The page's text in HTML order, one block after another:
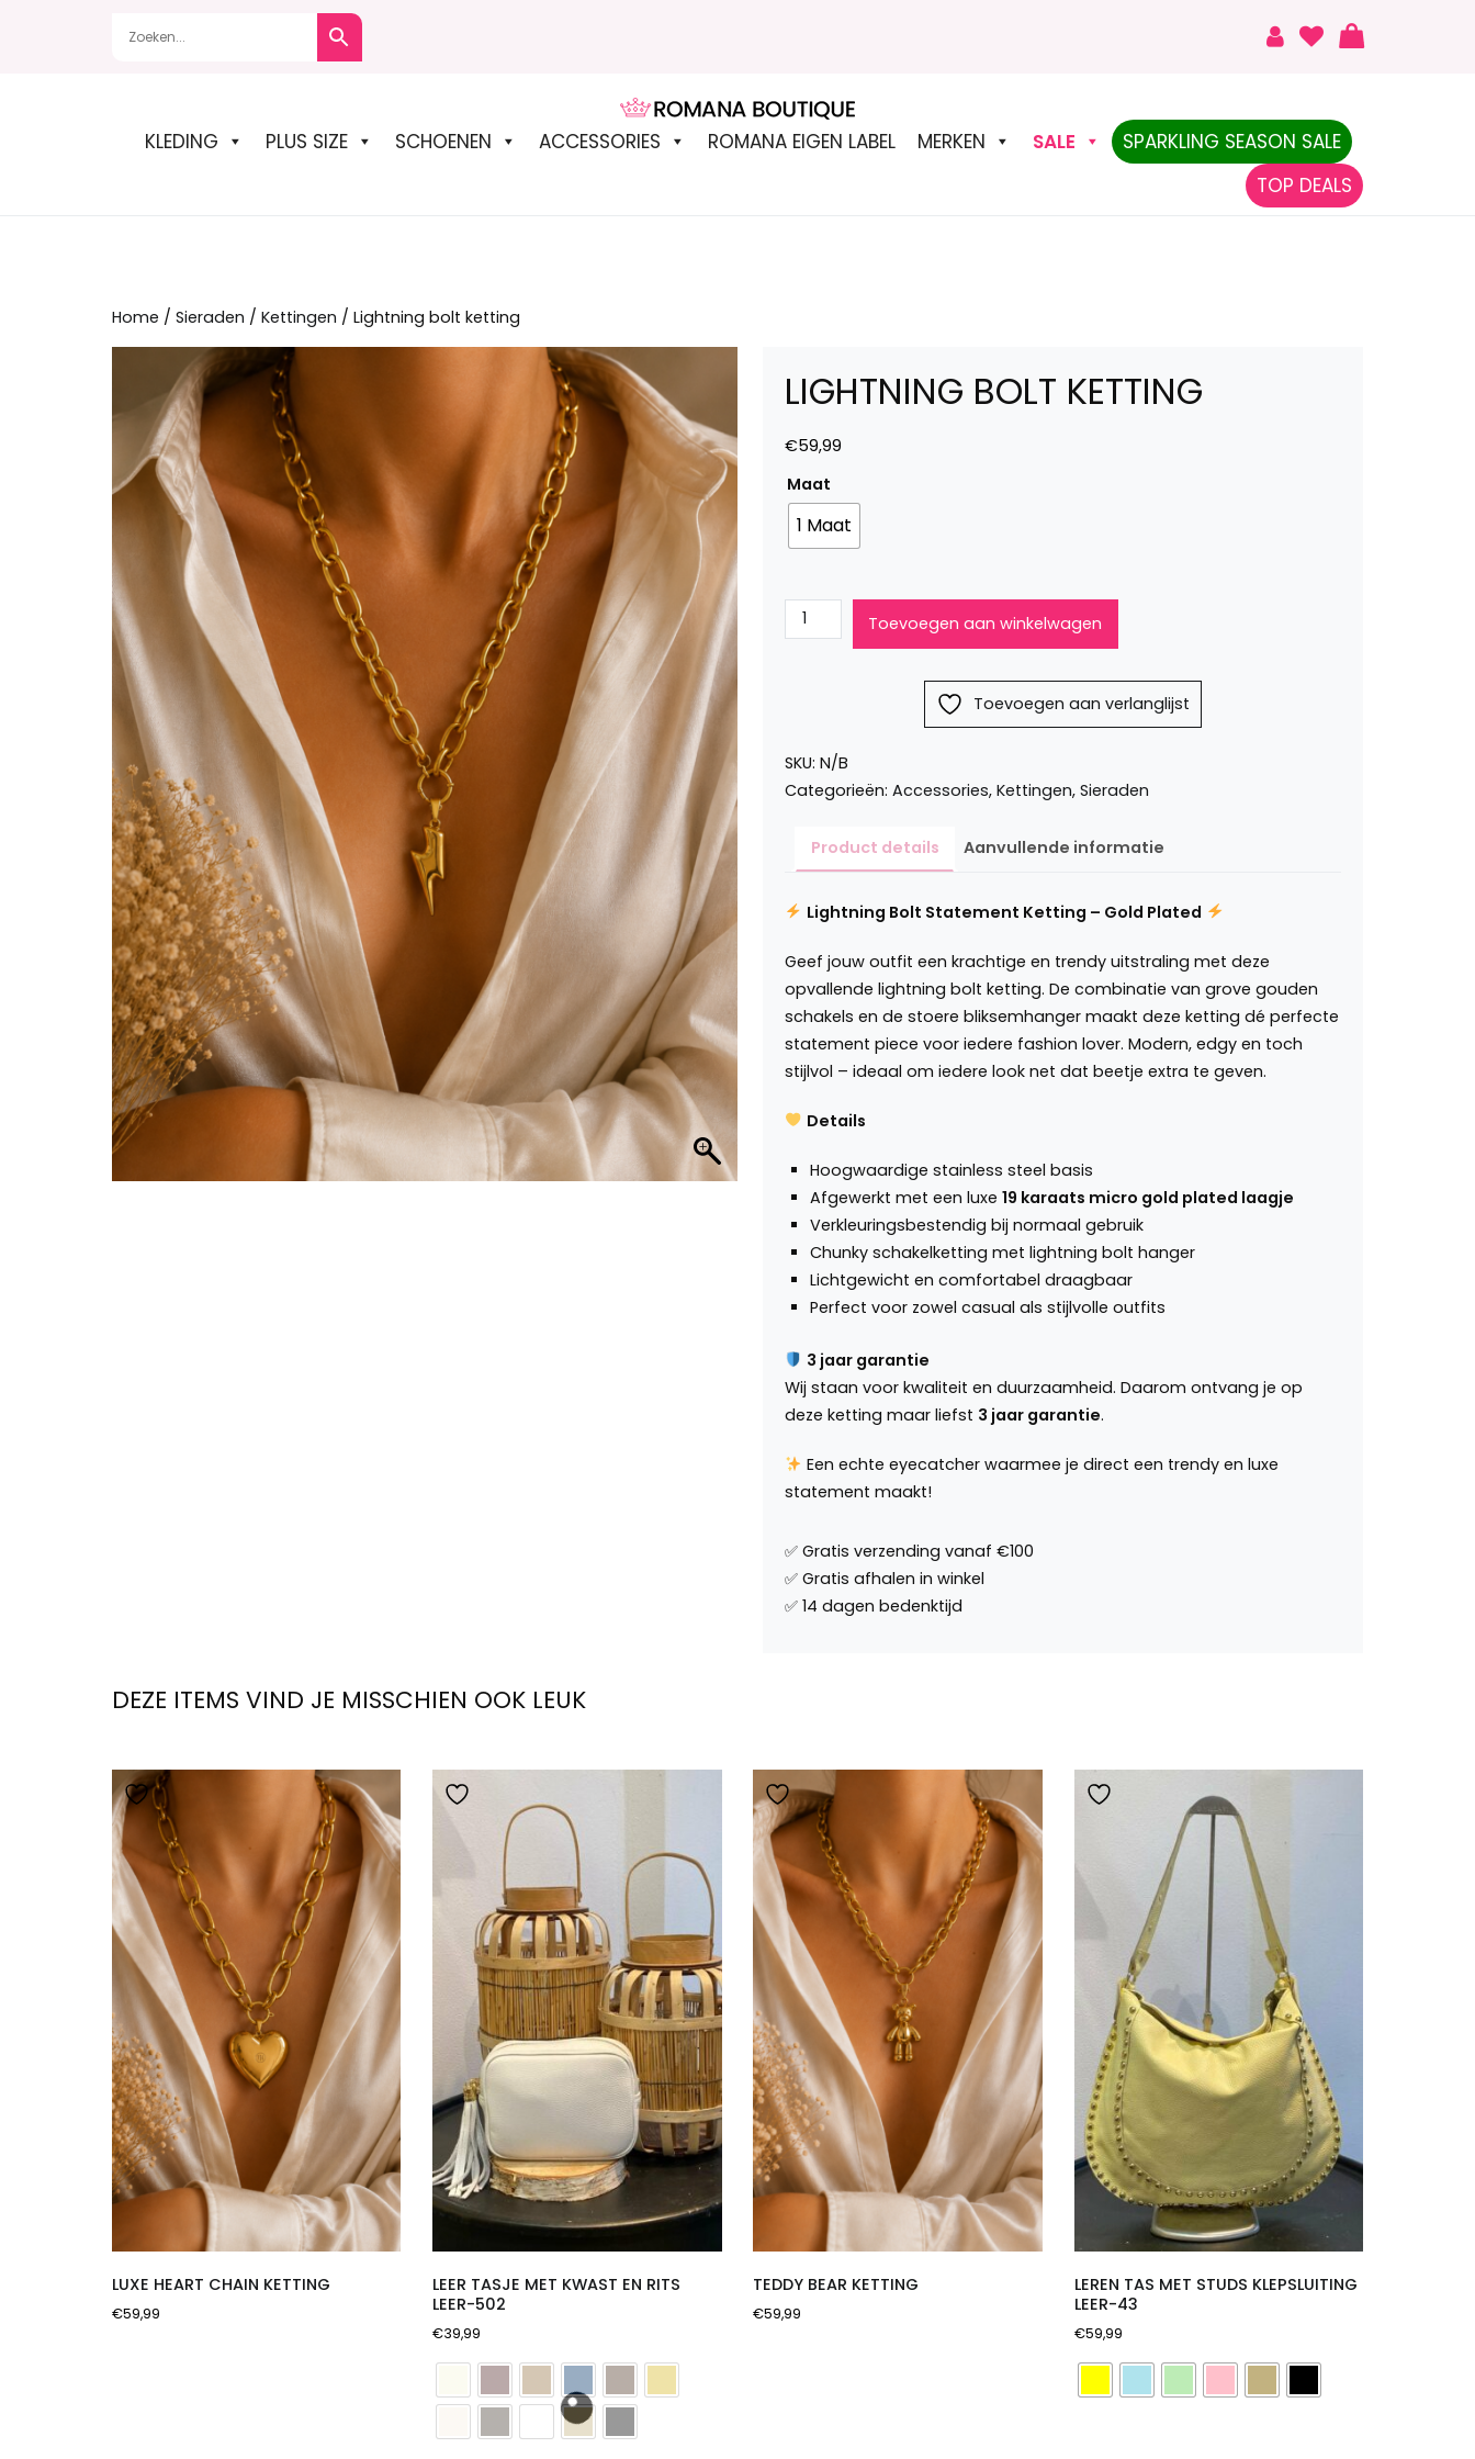
ROMANA BOUTIQUE
KLEDING PLUS SIZE SCHOENEN ACCESSORIES ROMANA EIGEN LABEL MERKEN SALE
SPARKLING SEASON SALE
TOP DEALS
Home / Sieraden / Kettingen / Lightning bolt ketting
LIGHTNING BOLT KETTING
€59,99
Maat
1 Maat
Lightning
bolt
Toevoegen aan winkelwagen
Toevoegen aan verlanglijst
SKU: N/B
Categorieën: Accessories, Kettingen, Sieraden
Product details Aanvullende informatie
Lightning Bolt Statement Ketting – Gold Plated
Geef jouw outfit een krachtige en trendy uitstraling met deze
opvallende lightning bolt ketting. De combinatie van grove gouden
schakels en de stoere bliksemhanger maakt deze ketting dé perfecte
statement piece voor iedere fashion lover. Modern, edgy en toch
stijlvol – ideaal om iedere look net dat beetje extra te geven.
Details
Hoogwaardige stainless steel basis
Afgewerkt met een luxe 19 karaats micro gold plated laagje
Verkleuringsbestendig bij normaal gebruik
Chunky schakelketting met lightning bolt hanger
Lichtgewicht en comfortabel draagbaar
Perfect voor zowel casual als stijlvolle outfits
3 jaar garantie
Wij staan voor kwaliteit en duurzaamheid. Daarom ontvang je op
deze ketting maar liefst 3 jaar garantie.
Een echte eyecatcher waarmee je direct een trendy en luxe
statement maakt!
DEZE ITEMS VIND JE MISSCHIEN OOK LEUK
LUXE HEART CHAIN KETTING
€59,99
LEER TASJE MET KWAST EN RITS
LEER-502
€39,99
TEDDY BEAR KETTING
€59,99
LEREN TAS MET STUDS KLEPSLUITING
LEER-43
€59,99